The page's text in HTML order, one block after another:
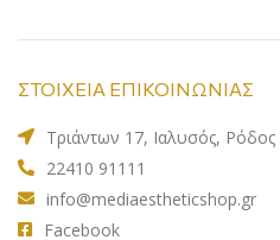
ΣΤΟΙΧΕΙΑ ΕΠΙΚΟΙΝΩΝΙΑΣ
Τριάντων 17, Ιαλυσός, Ρόδος
22410 91111
info@mediaestheticshop.gr
Facebook